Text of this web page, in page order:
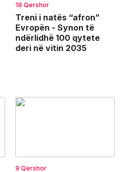
18 Qershor
Treni i natës “afron”
Evropën - Synon të
ndërlidhë 100 qytete
deri në vitin 2035
9 Qershor